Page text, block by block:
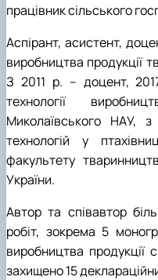
працівник сільського
Аспірант, асистент,
виробництва продукції
З 2011 р. – доцент,
технології
Миколаївського НАУ,
технологій у
факультету
України.
Автор та співавтор
робіт, зокрема 5
виробництва продукції
захищено 15